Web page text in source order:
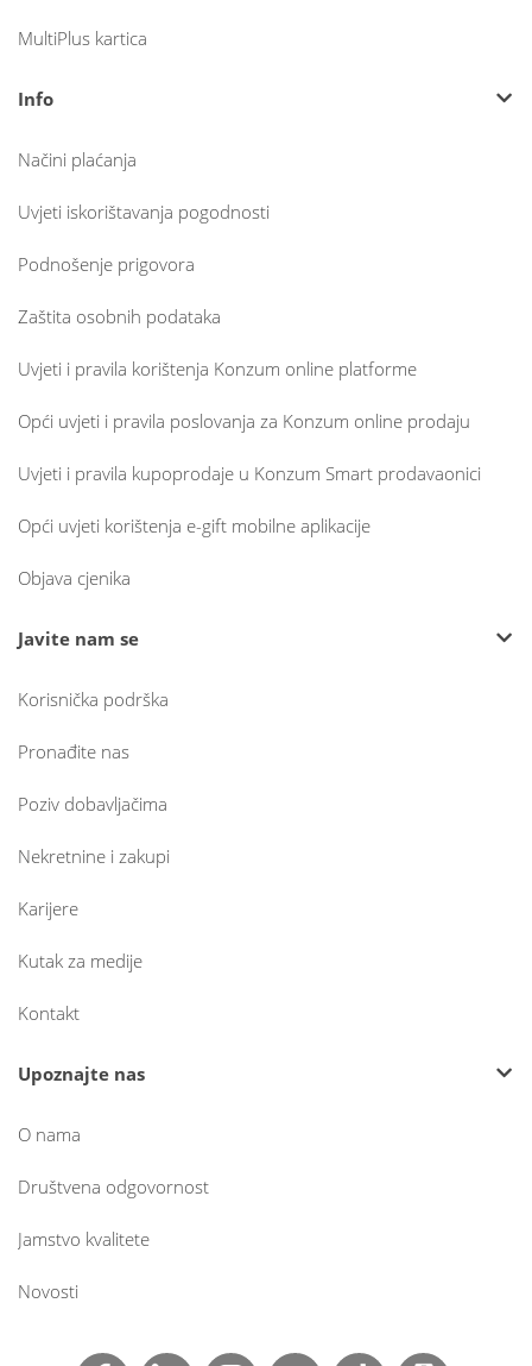
MultiPlus kartica
Info
Načini plaćanja
Uvjeti iskorištavanja pogodnosti
Podnošenje prigovora
Zaštita osobnih podataka
Uvjeti i pravila korištenja Konzum online platforme
Opći uvjeti i pravila poslovanja za Konzum online prodaju
Uvjeti i pravila kupoprodaje u Konzum Smart prodavaonici
Opći uvjeti korištenja e-gift mobilne aplikacije
Objava cjenika
Javite nam se
Korisnička podrška
Pronađite nas
Poziv dobavljačima
Nekretnine i zakupi
Karijere
Kutak za medije
Kontakt
Upoznajte nas
O nama
Društvena odgovornost
Jamstvo kvalitete
Novosti